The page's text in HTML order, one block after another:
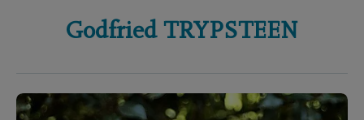
Godfried TRYPSTEEN